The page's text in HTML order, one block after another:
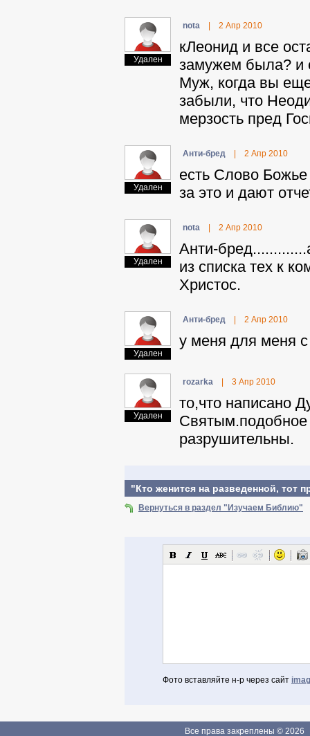
Удален
nota 2 Апр 2010
кЛeoнид и все
замужем была? и
Муж, когда вы
забыли, что
мерзость пред
Удален
Aнти-бpeд 2 Апр 2010
есть Слово
за это и дают
Удален
nota 2 Апр 2010
Aнти-
из списка тех к
Христос.
Удален
Aнти-бpeд 2 Апр 2010
у меня для меня с
Удален
rozarka 3 Апр 2010
то,что написано
Святым.подобное
разрушительны.
"Кто женится на разведенной, тот
Вернуться в раздел "Изучаем Библию"
Фото вставляйте н-р через сайт
Если Вы зарегистрированы
Все права закреплены © 2026